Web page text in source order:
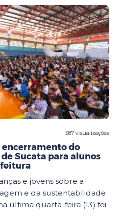
587 visualizações
do
Sucata para alunos
e jovens sobre a
e da sustentabilidade
última quarta-feira (13) foi